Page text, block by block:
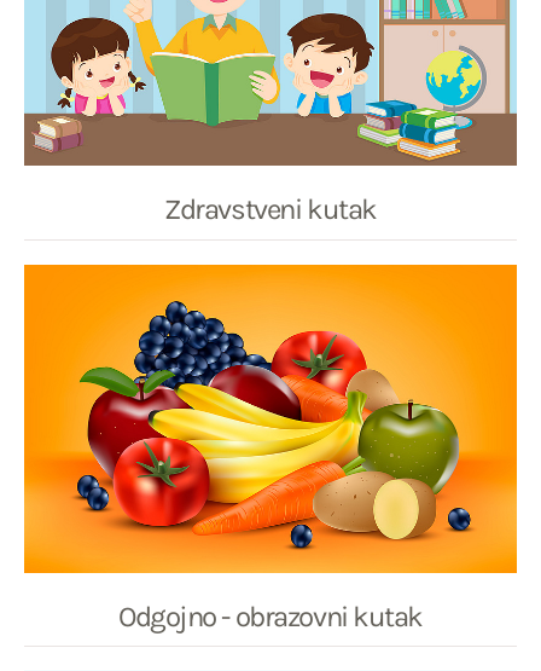
Zdravstveni kutak
Odgojno - obrazovni kutak